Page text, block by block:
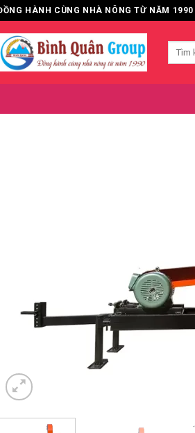
HÀNH CÙNG NHÀ NÔNG TỪ NĂM 1990
Tìm